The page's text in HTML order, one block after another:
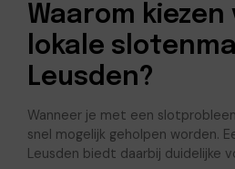
Waarom kiezen
lokale
Leusden?
Wanneer je met een
snel mogelijk geholpen worden.
Leusden biedt daarbij duidelijke